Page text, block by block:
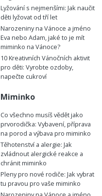
Lyžování s nejmenšími: Jak naučit
děti lyžovat od tří let
Narozeniny na Vánoce a jméno
Eva nebo Adam, jaké to je mít
miminko na Vánoce?
10 Kreativních Vánočních aktivit
pro děti: Vyrobte ozdoby,
napečte cukroví
Miminko
Co všechno musíš vědět jako
prvorodička: Vybavení, příprava
na porod a výbava pro miminko
Těhotenství a alergie: Jak
zvládnout alergické reakce a
chránit miminko
Pleny pro nové rodiče: Jak vybrat
tu pravou pro vaše miminko